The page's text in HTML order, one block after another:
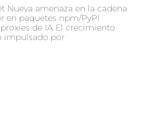
Nueva amenaza en la cadena
en paquetes npm/PyPI
de IA El crecimiento
impulsado por